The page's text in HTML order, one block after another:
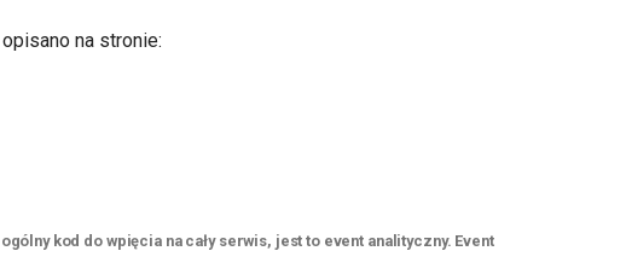
na stronie:
kod do wpięcia na cały serwis, jest to event analityczny. Event